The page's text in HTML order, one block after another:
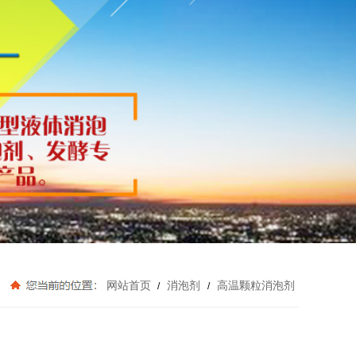
网站首页 / 消泡剂 / 高温颗粒消泡剂